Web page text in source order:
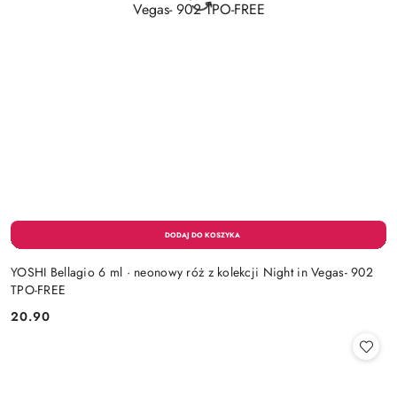
YOSHI Bellagio 6 ml · neonowy róż z kolekcji Night in Vegas- 902
TPO-FREE
Cena:
20.90